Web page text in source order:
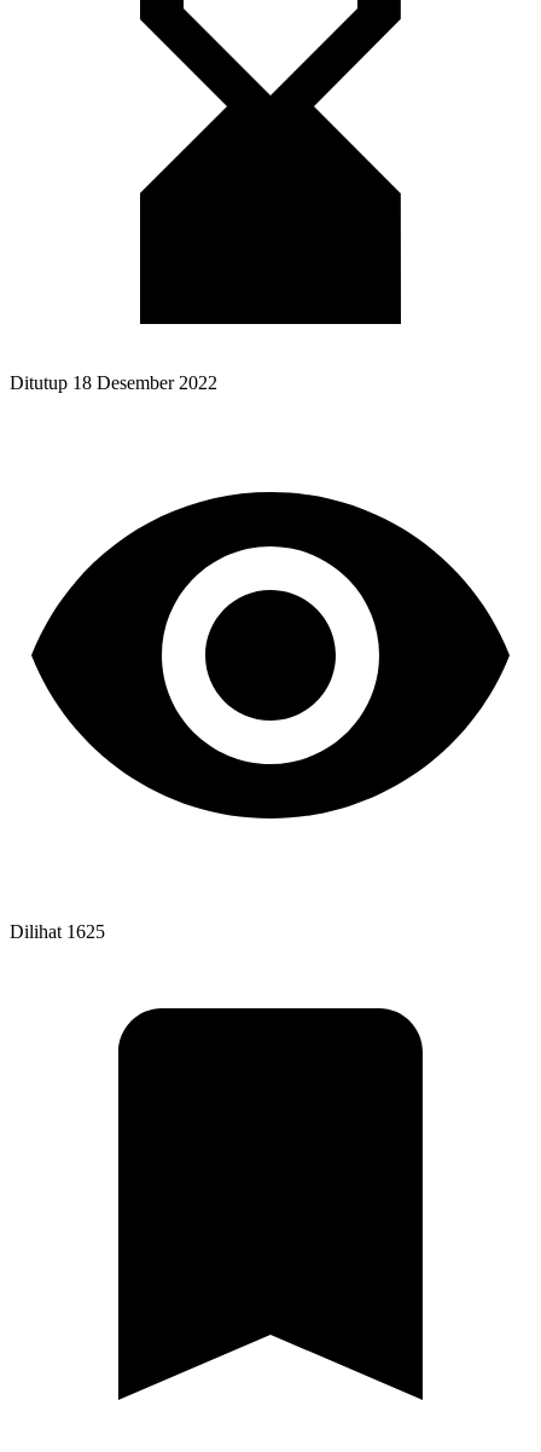
Ditutup 18 Desember 2022
Dilihat 1625